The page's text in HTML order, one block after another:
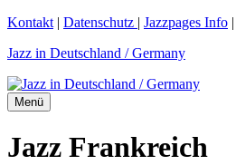
Zum
springen
Kontakt | Datenschutz | Jazzpages Info |
Jazz in Deutschland / Germany
Menü
Jazz Frankreich